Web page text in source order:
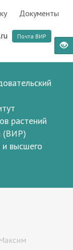
Документы
Почта ВИР
растений
(ВИР)
и высшего